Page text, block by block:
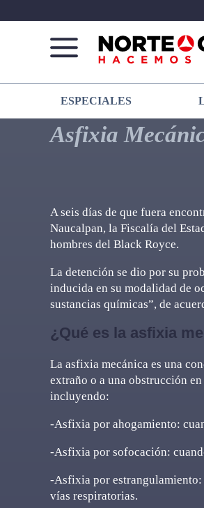
Norte
De
Chihuahua
Más
que
noticias,
hacemos periodismo
ESPECIALES
Asfixia
A seis días de que fuera
Naucalpan, la Fiscalía del
hombres del Black Royce.
La detención se dio por su
inducida en su modalidad de
sustancias químicas”, de
¿Qué es la asfixia
La asfixia mecánica es una
extraño o a una obstrucción
incluyendo:
-Asfixia por ahogamiento:
-Asfixia por sofocación:
-Asfixia por estrangulamiento:
vías respiratorias.